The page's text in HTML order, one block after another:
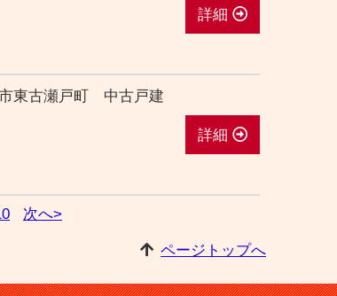
詳細
東古瀬戸町 中古戸建
詳細
次へ>
ページトップへ